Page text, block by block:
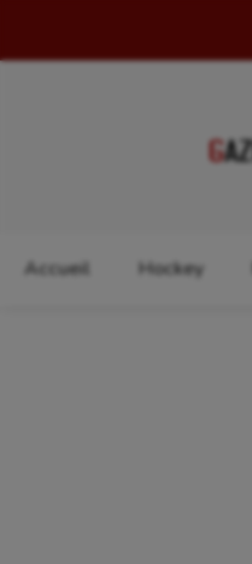
Accueil Hockey